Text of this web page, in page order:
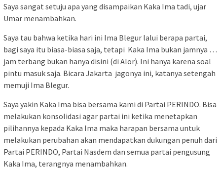
Saya sangat setuju apa yang disampaikan Kaka Ima tadi, ujar
Umar menambahkan.
Saya tau bahwa ketika hari ini Ima Blegur lalui berapa partai,
bagi saya itu biasa-biasa saja, tetapi Kaka Ima bukan jamnya …
jam terbang bukan hanya disini (di Alor). Ini hanya karena soal
pintu masuk saja. Bicara Jakarta jagonya ini, katanya setengah
memuji Ima Blegur.
Saya yakin Kaka Ima bisa bersama kami di Partai PERINDO. Bisa
melakukan konsolidasi agar partai ini ketika menetapkan
pilihannya kepada Kaka Ima maka harapan bersama untuk
melakukan perubahan akan mendapatkan dukungan penuh dari
Partai PERINDO, Partai Nasdem dan semua partai pengusung
Kaka Ima, terangnya menambahkan.